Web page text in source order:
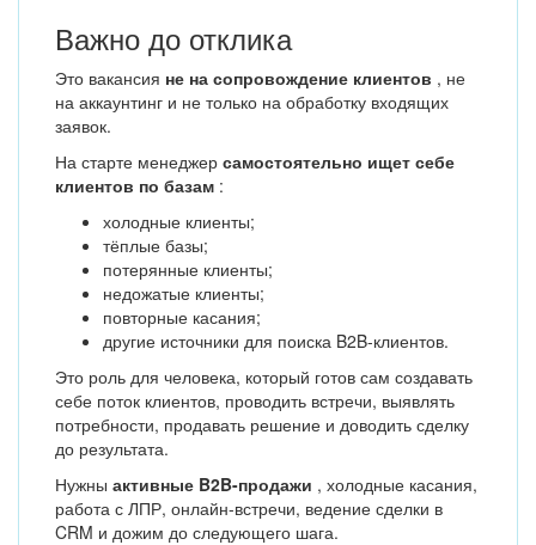
Важно до отклика
Это вакансия не на сопровождение клиентов , не
на аккаунтинг и не только на обработку входящих
заявок.
На старте менеджер самостоятельно ищет себе
клиентов по базам :
холодные клиенты;
тёплые базы;
потерянные клиенты;
недожатые клиенты;
повторные касания;
другие источники для поиска B2B-клиентов.
Это роль для человека, который готов сам создавать
себе поток клиентов, проводить встречи, выявлять
потребности, продавать решение и доводить сделку
до результата.
Нужны активные B2B-продажи , холодные касания,
работа с ЛПР, онлайн-встречи, ведение сделки в
CRM и дожим до следующего шага.